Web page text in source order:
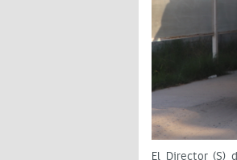
El Director (S)